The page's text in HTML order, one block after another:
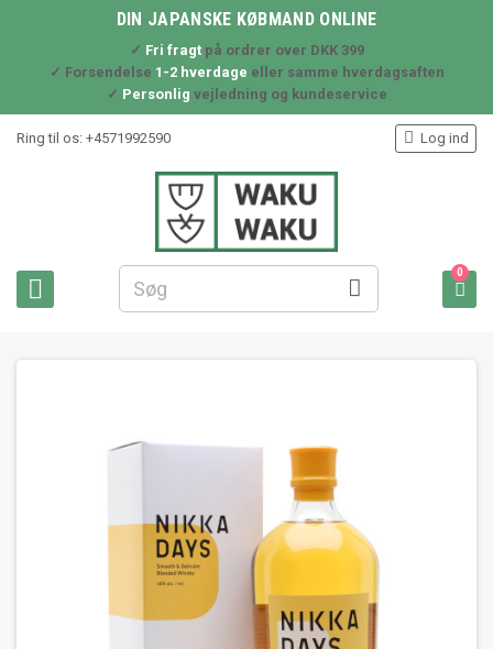
DIN JAPANSKE KØBMAND ONLINE
✓ Fri fragtpå ordrer over DKK 399
✓ Forsendelse 1-2 hverdage eller samme hverdagsaften
✓ Personlig vejledning og kundeservice
Ring til os: +4571992590
 
 Log ind

0